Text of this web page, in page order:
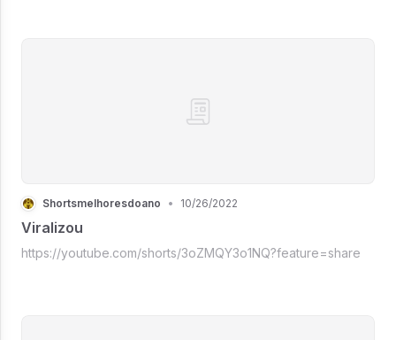
Shortsmelhoresdoano • 10/26/2022
Viralizou
https://youtube.com/shorts/3oZMQY3o1NQ?feature=share